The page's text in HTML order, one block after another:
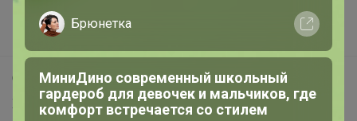
Новости
Поддержка альпак
Самое выгодное
Хиты продаж
Брюнетка
МиниДино современный школьный
гардероб для девочек и мальчиков, где
комфорт встречается со стилем